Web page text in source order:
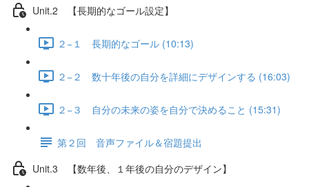
Unit.2 【長期的なゴール設定】
２−１ 長期的なゴール (10:13)
２−２ 数十年後の自分を詳細にデザインする (16:03)
２−３ 自分の未来の姿を自分で決めること (15:31)
第２回 音声ファイル＆宿題提出
Unit.3 【数年後、１年後の自分のデザイン】